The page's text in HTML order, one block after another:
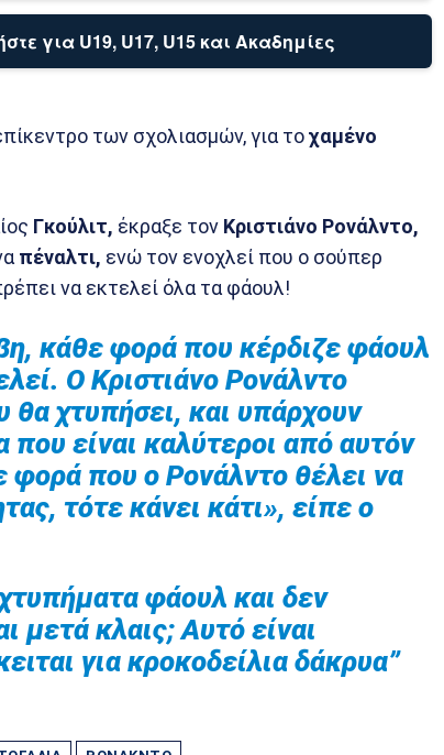
για U19, U17, U15 και Ακαδημίες
των σχολιασμών, για τοχαμένο
Γκούλιτ, έκραξε τον Κριστιάνο Ρονάλντο,
πέναλτι, ενώ τον ενοχλεί που ο σούπερ
να εκτελεί όλα τα φάουλ!
κάθε φορά που κέρδιζε φάουλ
Ο Κριστιάνο Ρονάλντο
χτυπήσει, και υπάρχουν
που είναι καλύτεροι από αυτόν
που ο Ρονάλντο θέλει να
τότε κάνει κάτι», είπε ο
φάουλ και δεν
μετά κλαις; Αυτό είναι
για κροκοδείλια δάκρυα”